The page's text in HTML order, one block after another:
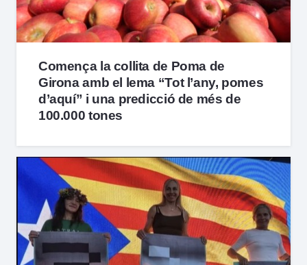
Comença la collita de Poma de
Girona amb el lema “Tot l’any, pomes
d’aquí” i una predicció de més de
100.000 tones